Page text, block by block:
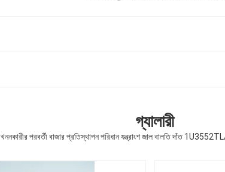
গ্যালারী
খননকারীর পরবর্তী বাজার প্রতিস্থাপন পরিধান যন্ত্রাংশ জাল বালতি দাঁত